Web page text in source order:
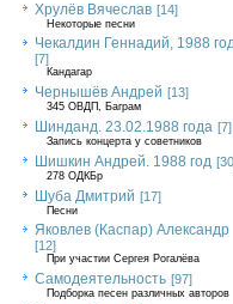
Хрулёв Вячеслав [14]
Некоторые песни
Чекалдин Геннадий, 1988
[7]
Кандагар
Чернышёв Андрей [13]
345 ОВДП, Баграм
Шинданд. 23.02.1988 года [7]
Запись концерта у советников
Шишкин Андрей. 1988 год
278 ОДКБр
Шуба Дмитрий [17]
Песни
Яковлев (Каспар) Александр
[12]
При участии Сергея Рогалёва
Самодеятельность [97]
Подборка песен различных авторов